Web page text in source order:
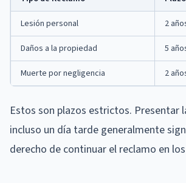
Lesión personal 2
Daños a la propiedad 5
Muerte por negligencia 2
Estos son plazos estrictos. Presentar
incluso un día tarde generalmente
derecho de continuar el reclamo en